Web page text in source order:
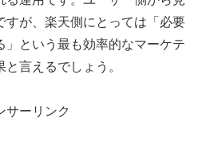
すが、楽天側にとっては「必要
」という最も効率的なマーケテ
言えるでしょう。
サーリンク